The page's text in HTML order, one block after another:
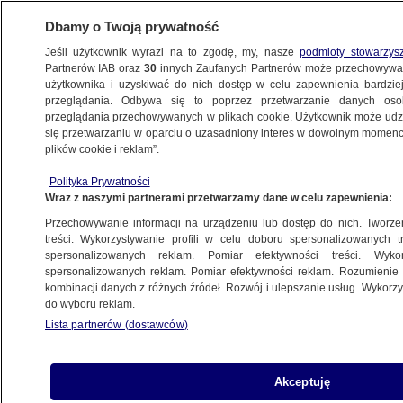
ŚWIAT
że prawda jest zdradą, jest złem"
29.01.2015, 08:59Aktualizacja:29.01.2015, 09:00
Udostępnij
Dbamy o Twoją prywatność
Jeśli użytkownik wyrazi na to zgodę, my, naszepodmioty
Partnerów IAB oraz30 innych Zaufanych Partnerów może
użytkownika i uzyskiwać do nich dostęp w celu zapewnienia
przeglądania. Odbywa się to poprzez przetwarzanie danych
przeglądania przechowywanych w plikach cookie. Użytkownik może
się przetwarzaniu w oparciu o uzasadniony interes w dowolnym
plików cookie i reklam”.
Polityka Prywatności
Wraz z naszymi partnerami przetwarzamy dane w celu zapewnienia:
Przechowywanie informacji na urządzeniu lub dostęp do nich.
treści. Wykorzystywanie profili w celu doboru spersonalizowanych
spersonalizowanych reklam. Pomiar efektywności treści.
spersonalizowanych reklam. Pomiar efektywności reklam.
kombinacji danych z różnych źródeł. Rozwój i ulepszanie usług.
do wyboru reklam.
Lista partnerów (dostawców)
Akceptuję